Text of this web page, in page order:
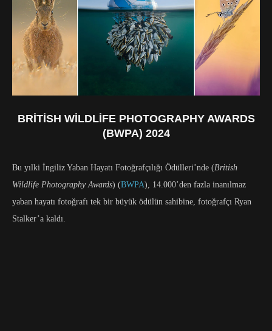
BRITISH WILDLIFE PHOTOGRAPHY AWARDS
(BWPA) 2024
Bu yılki İngiliz Yaban Hayatı Fotoğrafçılığı Ödülleri’nde (British
Wildlife Photography Awards) (BWPA), 14.000’den fazla inanılmaz
yaban hayatı fotoğrafı tek bir büyük ödülün sahibine, fotoğrafçı Ryan
Stalker’a kaldı.